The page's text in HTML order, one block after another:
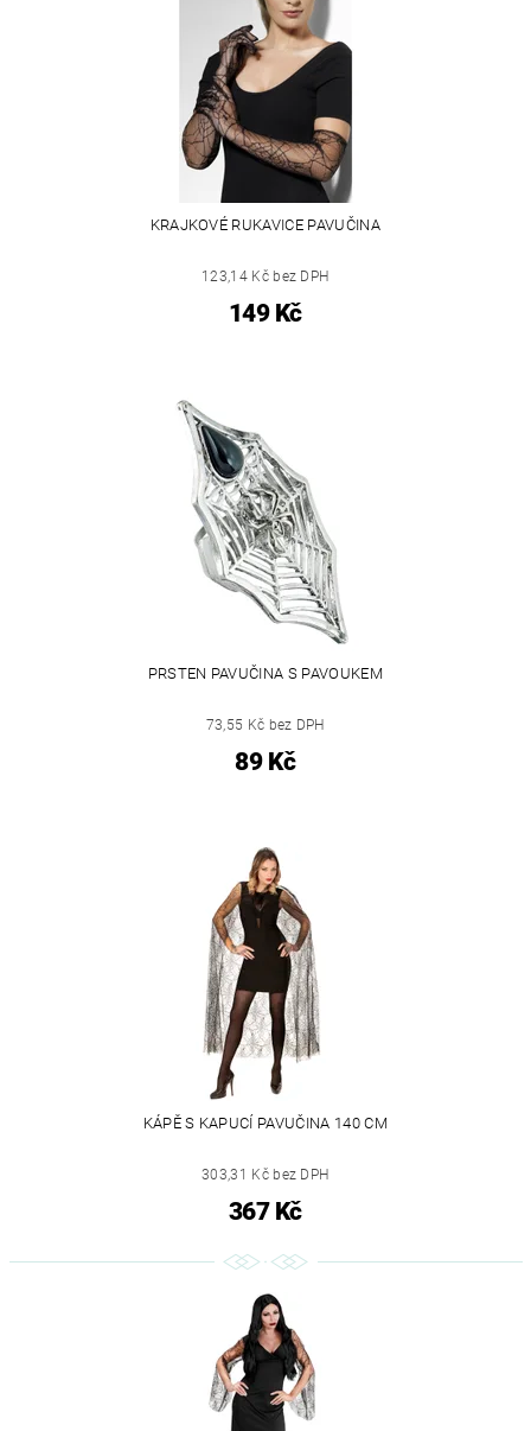
KRAJKOVÉ RUKAVICE PAVUČINA
123,14 Kč bez DPH
149 Kč
PRSTEN PAVUČINA S PAVOUKEM
73,55 Kč bez DPH
89 Kč
KÁPĚ S KAPUCÍ PAVUČINA 140 CM
303,31 Kč bez DPH
367 Kč